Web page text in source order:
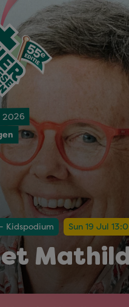
2026
Kidspodium Sun 19 Jul